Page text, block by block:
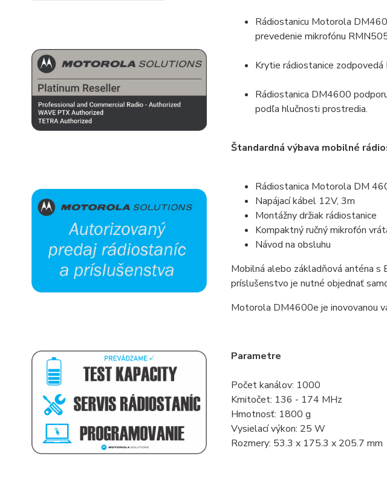
Rádiostanicu Motorola
prevedenie mikrofónu
Krytie rádiostanice
Rádiostanica DM4600
podľa hlučnosti prostredia.
Štandardná výbava mobilné
Rádiostanica Motorola DM
Napájací kábel 12V, 3m
Montážny držiak rádiostanice
Kompaktný ručný mikrofón
Návod na obsluhu
Mobilná alebo základňová anténa
príslušenstvo je nutné objednať
Motorola DM4600e je inovovanou
Parametre
Počet kanálov: 1000
Kmitočet: 136 - 174 MHz
Hmotnosť: 1800 g
Vysielací výkon: 25 W
Rozmery: 53.3 x 175.3 x 205.7 mm